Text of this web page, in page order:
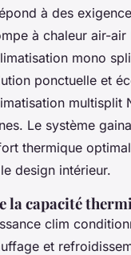
à des
à chaleur air-air
mono
ponctuelle et
multisplit
Le système
thermique
design intérieur.
la capacité
clim
et